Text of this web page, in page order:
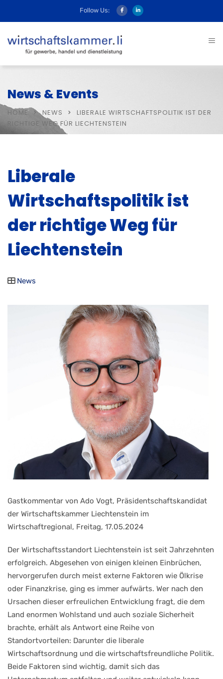
Follow Us:
News & Events
HOME NEWS
LIBERALE WIRTSCHAFTSPOLITIK IST DER
RICHTIGE WEG FÜR LIECHTENSTEIN
Liberale
Wirtschaftspolitik ist
der richtige Weg für
Liechtenstein
News
Gastkommentar von Ado Vogt, Präsidentschaftskandidat
der Wirtschaftskammer Liechtenstein im
Wirtschaftregional, Freitag, 17.05.2024
Der Wirtschaftsstandort Liechtenstein ist seit Jahrzehnten
erfolgreich. Abgesehen von einigen kleinen Einbrüchen,
hervorgerufen durch meist externe Faktoren wie Ölkrise
oder Finanzkrise, ging es immer aufwärts. Wer nach den
Ursachen dieser erfreulichen Entwicklung fragt, die dem
Land enormen Wohlstand und auch soziale Sicherheit
brachte, erhält als Antwort eine Reihe von
Standortvorteilen: Darunter die liberale
Wirtschaftsordnung und die wirtschaftsfreundliche Politik.
Beide Faktoren sind wichtig, damit sich das